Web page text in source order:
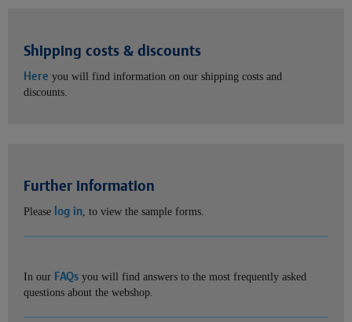
Shipping costs & discounts
Here you will find information on our shipping costs and
discounts.
Further information
Please log in, to view the sample forms.
In our FAQs you will find answers to the most frequently asked
questions about the webshop.